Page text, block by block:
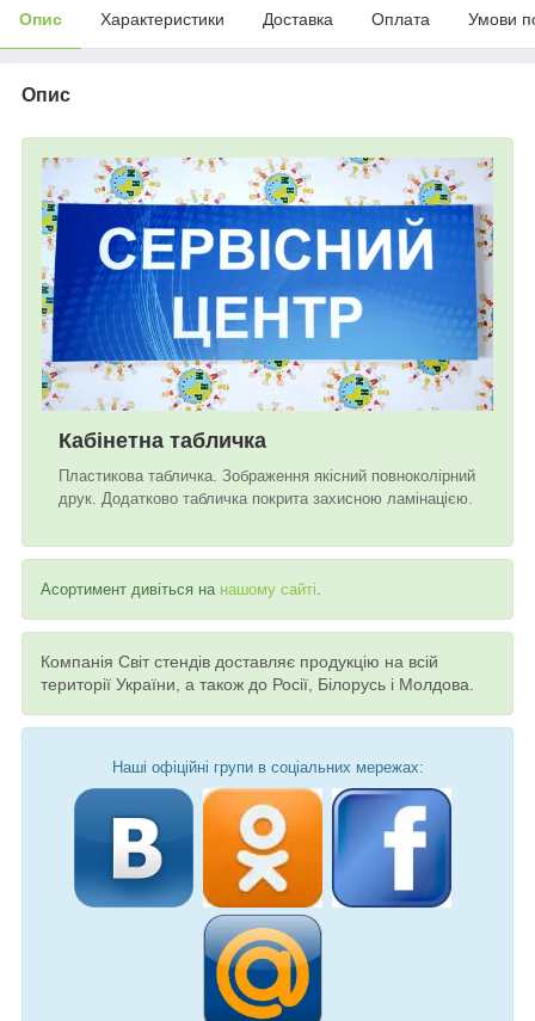
Опис Характеристики Доставка Оплата Умови
Опис
Кабінетна табличка
Пластикова табличка. Зображення якісний повноколірний
друк. Додатково табличка покрита захисною ламінацією.
Асортимент дивіться на нашому сайті.
Компанія Світ стендів доставляє продукцію на всій
території України, а також до Росії, Білорусь і Молдова.
Наші офіційні групи в соціальних мережах: